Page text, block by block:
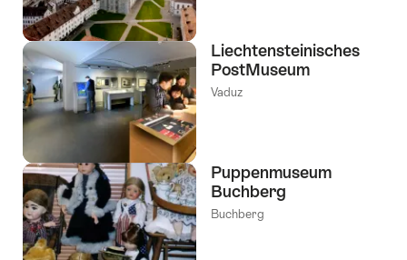
Liechtensteinisches
PostMuseum
Vaduz
Puppenmuseum
Buchberg
Buchberg